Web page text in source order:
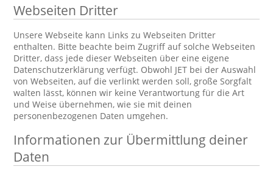
Webseiten Dritter
Unsere Webseite kann Links zu Webseiten Dritter
enthalten. Bitte beachte beim Zugriff auf solche Webseiten
Dritter, dass jede dieser Webseiten über eine eigene
Datenschutzerklärung verfügt. Obwohl JET bei der Auswahl
von Webseiten, auf die verlinkt werden soll, große Sorgfalt
walten lässt, können wir keine Verantwortung für die Art
und Weise übernehmen, wie sie mit deinen
personenbezogenen Daten umgehen.
Informationen zur Übermittlung deiner
Daten